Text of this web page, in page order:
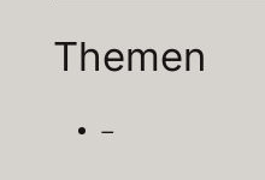
Themen
–